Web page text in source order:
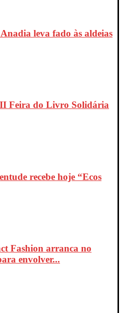
leva fado às aldeias
Feira do Livro Solidária
recebe hoje “Ecos
Fashion arranca no
envolver...